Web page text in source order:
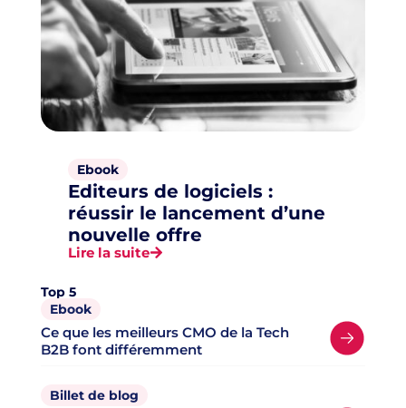
Ebook
Editeurs de logiciels :
réussir le lancement d’une
nouvelle offre
Lire la suite
Top 5
Ebook
Ce que les meilleurs CMO de la Tech
B2B font différemment
Billet de blog